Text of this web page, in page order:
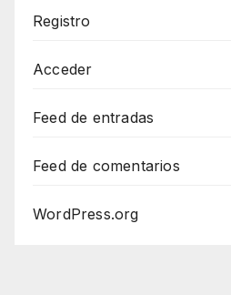
Registro
Acceder
Feed de entradas
Feed de comentarios
WordPress.org